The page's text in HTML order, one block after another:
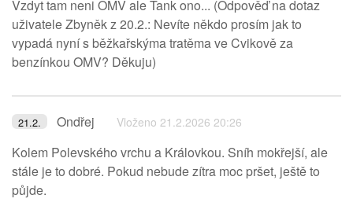
Vzdyt tam neni OMV ale Tank ono... (Odpověď na dotaz
uživatele Zbyněk z 20.2.: Nevíte někdo prosím jak to
vypadá nyní s běžkařskýma tratěma ve Cvikově za
benzínkou OMV? Děkuju)
21.2. Ondřej Vloženo 21.2.2026 20:26
Kolem Polevského vrchu a Královkou. Sníh mokřejší, ale
stále je to dobré. Pokud nebude zítra moc pršet, ještě to
půjde.